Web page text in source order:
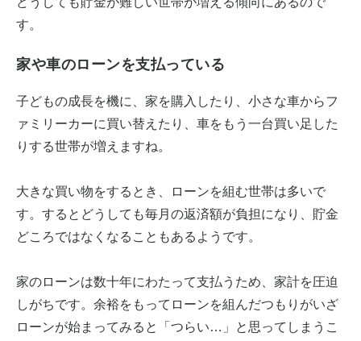
す。
家や車のローンを支払っている
子どもの成長を機に、家を購入したり、小さな車からフ
ァミリーカーに買い替えたり、車をもう一台買い足した
りする世帯が増えますね。
大きな買い物をするとき、ローンを組む世帯は多いで
す。するとどうしても毎月の返済額が負担になり、貯金
どころではなくなることもあるようです。
家のローンは数十年にわたって支払うため、家計を圧迫
しがちです。余裕をもってローンを組んだつもりがいざ
ローンが始まってみると「つらい…」と思ってしまうこ